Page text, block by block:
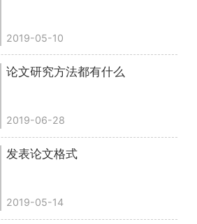
2019-05-10
论文研究方法都有什么
2019-06-28
发表论文格式
2019-05-14